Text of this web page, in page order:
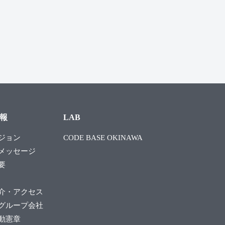
ョン
ッセージ
・アクセス
ループ会社
憲章
LAB
CODE BASE OKINAWA